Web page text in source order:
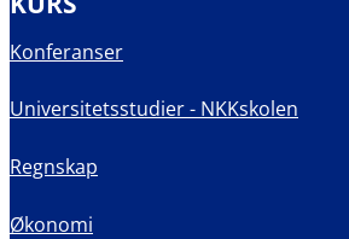
Konferanser
Universitetsstudier - NKKskolen
Regnskap
Økonomi